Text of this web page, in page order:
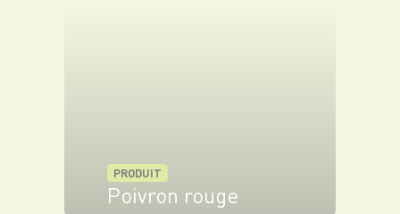
PRODUIT
Poivron rouge